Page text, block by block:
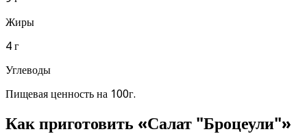
Жиры
4 г
Углеводы
Пищевая ценность на 100г.
Как приготовить «Салат "Броцеули"»